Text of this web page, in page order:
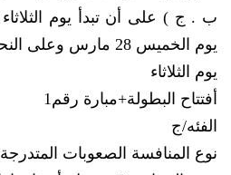
يوم الخميس 28 مارس وعلى النحو التالي :
يوم الثلاثاء
أفتتاح البطولة+مبارة رقم1
الفئه/ج
نوع المنافسة الصعوبات المتدرجة